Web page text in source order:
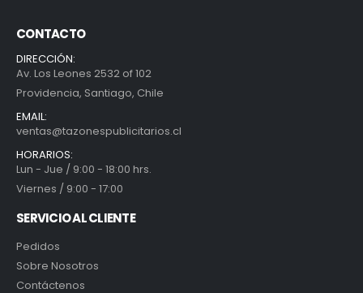
CONTACTO
DIRECCIÓN:
Av. Los Leones 2532 of 102
Providencia, Santiago, Chile
EMAIL:
ventas@tazonespublicitarios.cl
HORARIOS:
Lun - Jue / 9:00 - 18:00 hrs.
Viernes / 9:00 - 17:00
SERVICIO AL CLIENTE
Pedidos
Sobre Nosotros
Contáctenos